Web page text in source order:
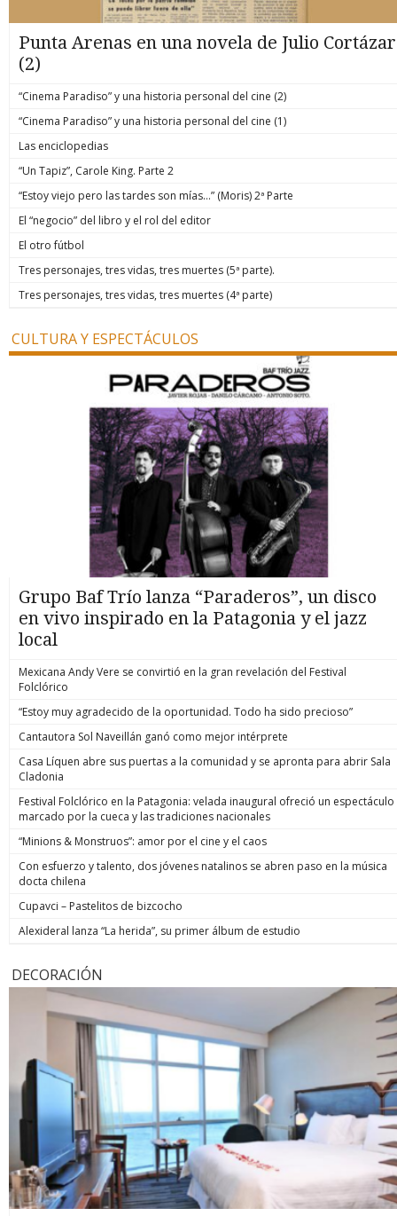
Punta Arenas en una novela de Julio Cortázar
(2)
“Cinema Paradiso” y una historia personal del cine (2)
“Cinema Paradiso” y una historia personal del cine (1)
Las enciclopedias
“Un Tapiz”, Carole King. Parte 2
“Estoy viejo pero las tardes son mías…” (Moris) 2ª Parte
El “negocio” del libro y el rol del editor
El otro fútbol
Tres personajes, tres vidas, tres muertes (5ª parte).
Tres personajes, tres vidas, tres muertes (4ª parte)
CULTURA Y ESPECTÁCULOS
Grupo Baf Trío lanza “Paraderos”, un disco
en vivo inspirado en la Patagonia y el jazz
local
Mexicana Andy Vere se convirtió en la gran revelación del Festival
Folclórico
“Estoy muy agradecido de la oportunidad. Todo ha sido precioso”
Cantautora Sol Naveillán ganó como mejor intérprete
Casa Líquen abre sus puertas a la comunidad y se apronta para abrir Sala
Cladonia
Festival Folclórico en la Patagonia: velada inaugural ofreció un espectáculo
marcado por la cueca y las tradiciones nacionales
“Minions & Monstruos”: amor por el cine y el caos
Con esfuerzo y talento, dos jóvenes natalinos se abren paso en la música
docta chilena
Cupavci – Pastelitos de bizcocho
Alexideral lanza “La herida”, su primer álbum de estudio
DECORACIÓN